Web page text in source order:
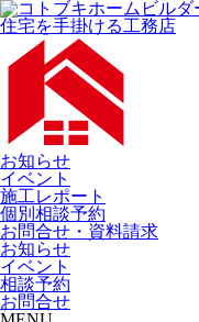
お知らせ
イベント
施工レポート
個別相談予約
お問合せ・資料請求
お知らせ
イベント
相談予約
お問合せ